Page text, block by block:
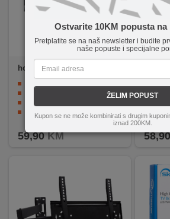
Ostvarite 10KM popusta
Pretplatite se na naš newsletter i budite
naše popuste i specijalne
ŽELIM POPUST
Kupon se ne može kombinirati s drugim
iznad 200KM.
home LCDH 29
Maximalno opterećenje do 30 kg
Kompatibilan sa VESA standardima
Jednostavna montaža i fiksno pozicioniranje
59,90KM
Stabilna
58,90